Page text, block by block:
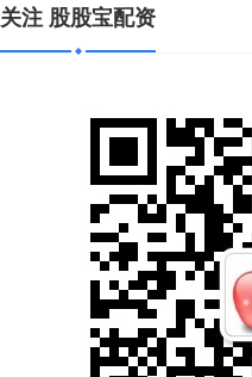
关注 股股宝配资